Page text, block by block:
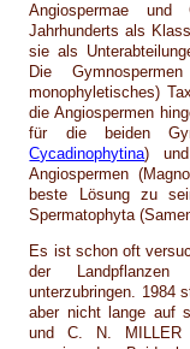
Angiospermae
Jahrhunderts als
sie als
Die
monophyletisches)
die Angiospermen
für die beiden
Cycadinophytina)
Angiospermen
beste Lösung zu
Spermatophyta
Es ist schon oft
der
unterzubringen. 1984
aber nicht lange auf
und C. N. MILLER